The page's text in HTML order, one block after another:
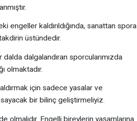
engeller kaldırıldığında, sanattan spora
üstündedir.
dalgalandıran sporcularımızda
olmaktadır.
için sadece yasalar ve
bir bilinç geliştirmeliyiz.
olmalıdır. Engelli bireylerin yaşamlarına